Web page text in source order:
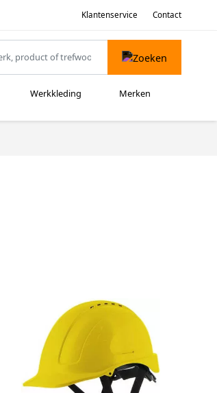
Klantenservice Contact
Werkkleding Merken